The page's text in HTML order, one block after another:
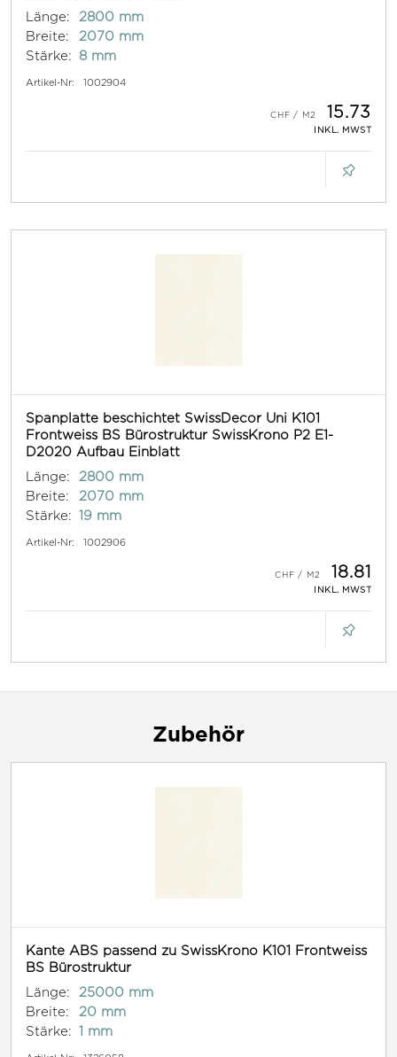
Länge:
2800 mm
Breite:
2070 mm
Stärke:
8 mm
Artikel-Nr: 1002904
15.73
INKL. MWST
Spanplatte beschichtet SwissDecor Uni K101
Frontweiss BS Bürostruktur SwissKrono P2 E1-
D2020 Aufbau Einblatt
Länge:
2800 mm
Breite:
2070 mm
Stärke: 19 mm
Artikel-Nr: 1002906
18.81
INKL. MWST
Zubehör
Kante ABS passend zu SwissKrono K101 Frontweiss
BS Bürostruktur
Länge:
25000 mm
Breite:
20 mm
Stärke: 1 mm